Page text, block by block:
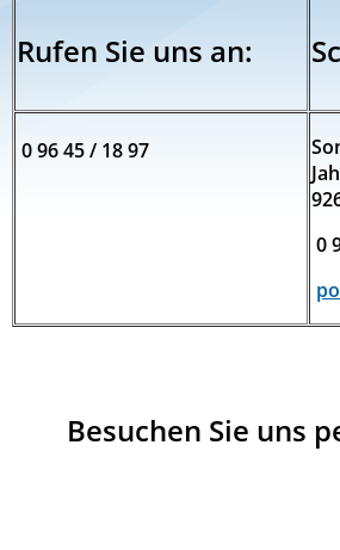
Rufen Sie uns an:
0 96 45 / 18 97
0
Besuchen Sie uns